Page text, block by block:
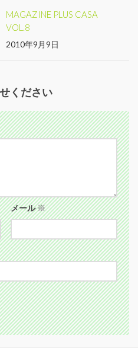
MAGAZINE PLUS CASA
VOL.8
2010年9月9日
ください
メール※